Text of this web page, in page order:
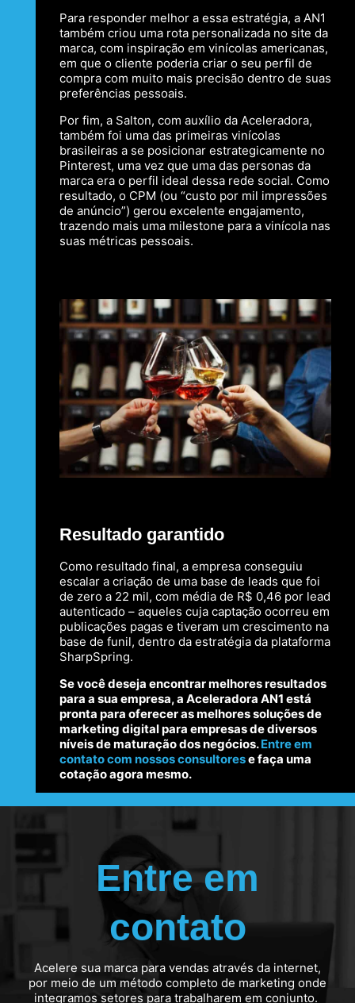
Para responder melhor a essa estratégia, a AN1
também criou uma rota personalizada no site da
marca, com inspiração em vinícolas americanas,
em que o cliente poderia criar o seu perfil de
compra com muito mais precisão dentro de suas
preferências pessoais.
Por fim, a Salton, com auxílio da Aceleradora,
também foi uma das primeiras vinícolas
brasileiras a se posicionar estrategicamente no
Pinterest, uma vez que uma das personas da
marca era o perfil ideal dessa rede social. Como
resultado, o CPM (ou “custo por mil impressões
de anúncio”) gerou excelente engajamento,
trazendo mais uma milestone para a vinícola nas
suas métricas pessoais.
Resultado garantido
Como resultado final, a empresa conseguiu
escalar a criação de uma base de leads que foi
de zero a 22 mil, com média de R$ 0,46 por lead
autenticado – aqueles cuja captação ocorreu em
publicações pagas e tiveram um crescimento na
base de funil, dentro da estratégia da plataforma
SharpSpring.
Se você deseja encontrar melhores resultados
para a sua empresa, a Aceleradora AN1 está
pronta para oferecer as melhores soluções de
marketing digital para empresas de diversos
níveis de maturação dos negócios.Entre em
contato com nossos consultorese faça uma
cotação agora mesmo.
Entre em
contato
Acelere sua marca para vendas através da internet,
por meio de um método completo de marketing onde
integramos setores para trabalharem em conjunto.